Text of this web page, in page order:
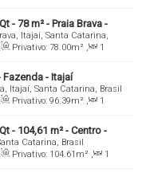
para cada renda
simulação com
2026
Útil: 96.00m²
- 78 m² - Praia Brava -
Itajaí, Santa Catarina,
Privativo: 78.00m² ,
1
Útil: 78.00m²
Fazenda - Itajaí
Itajaí, Santa Catarina, Brasil
Privativo: 96.39m² ,
1
Útil: 96.39m²
- 104,61 m² - Centro -
Catarina, Brasil
Privativo: 104.61 m² ,
1
m² , 2 Vaga(s) ,
Útil: